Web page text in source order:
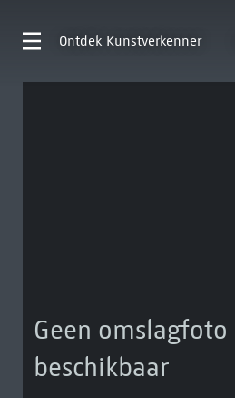
Ontdek Kunstverkenner
Geen omslagfoto
beschikbaar